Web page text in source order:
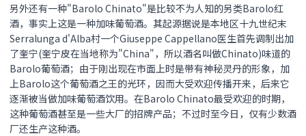
另外还有一种"Barolo Chinato"是比较不为人知的另类Barolo红
酒，事实上这是一种加味葡萄酒。其起源据说是本地区十九世纪末
Serralunga d'Alba村一个Giuseppe Cappellano医生首先调制出加
了奎宁(奎宁皮在当地称为"China"，所以酒名叫做Chinato)味道的
Barolo葡萄酒；由于刚出现在市面上时是带有神秘灵丹的形象，加
上Barolo这个葡萄酒之王的光环，因而大受欢迎传播开来，后来它
逐渐被当做加味葡萄酒饮用。在Barolo Chinato最受欢迎的时期，
这种葡萄酒甚至是一些大厂的招牌产品；不过时至今日，仅有少数酒
厂还生产这种酒。